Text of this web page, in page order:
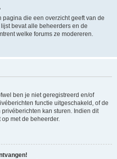
die een overzicht geeft van de
bevat alle beheerders en de
welke forums ze modereren.
ben je niet geregistreerd en/of
functie uitgeschakeld, of de
kan sturen. Indien dit
op met de beheerder.